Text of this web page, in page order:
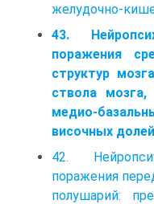
желудочно-
43.
поражения
структур
ствола
медио-
височных
42.
поражения
полушарий: